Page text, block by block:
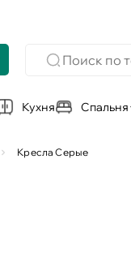
Кухня Спальня
Кресла Серые